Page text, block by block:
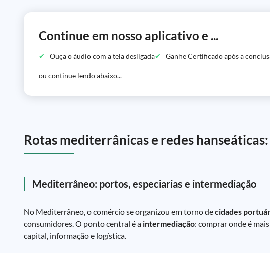
Continue em nosso aplicativo e ...
Ouça o áudio com a tela desligada Ganhe Certificado após a
ou continue lendo abaixo...
Rotas mediterrânicas e redes
Mediterrâneo: portos, especiarias e intermediação
No Mediterrâneo, o comércio se organizou em torno decidades
consumidores. O ponto central é a intermediação: comprar onde é
capital, informação e logística.